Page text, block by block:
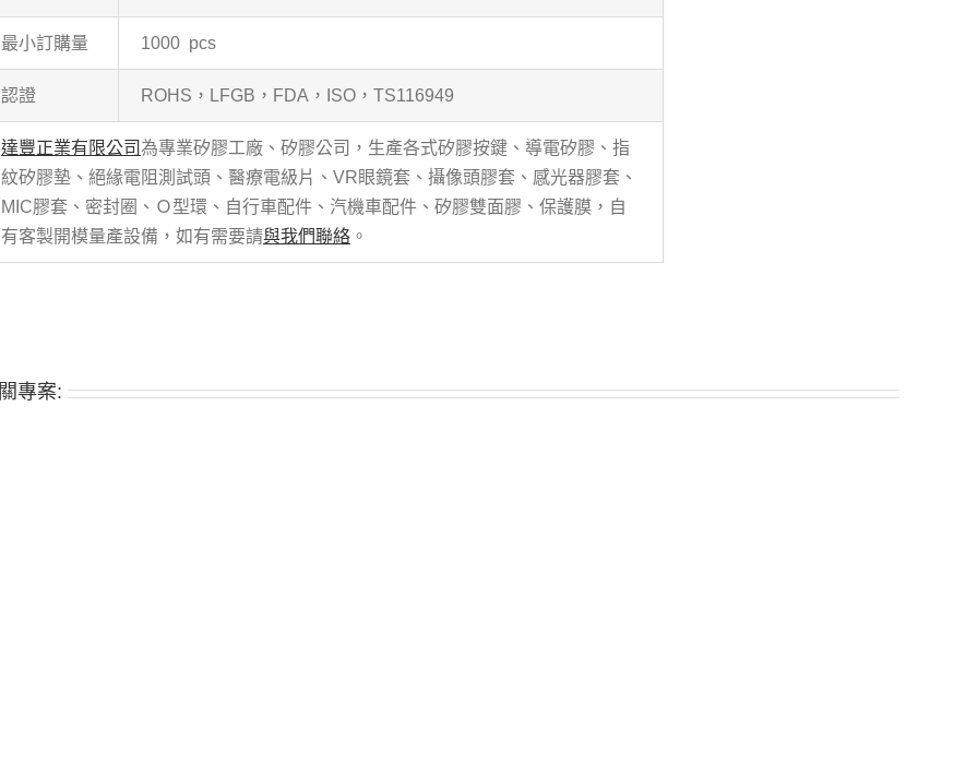
最小訂購量 1000 pcs
認證 ROHS，LFGB，FDA，ISO，TS116949
達豐正業有限公司為專業矽膠工廠、矽膠公司，生產各式矽膠按鍵、導電矽膠、指
紋矽膠墊、絕緣電阻測試頭、醫療電級片、VR眼鏡套、攝像頭膠套、感光器膠套、
MIC膠套、密封圈、Ｏ型環、自行車配件、汽機車配件、矽膠雙面膠、保護膜，自
有客製開模量產設備，如有需要請與我們聯絡 。
專案: